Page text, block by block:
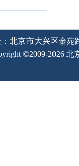
北京市大兴区金苑
©2009-2026 北